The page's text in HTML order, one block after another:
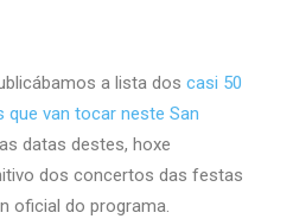
a lista dos casi 50
van tocar neste San
datas destes, hoxe
dos concertos das festas
oficial do programa.